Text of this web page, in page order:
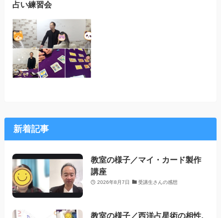
占い練習会
新着記事
教室の様子／マイ・カード製作
講座
2026年8月7日 受講生さんの感想
教室の様子／西洋占星術の相性,